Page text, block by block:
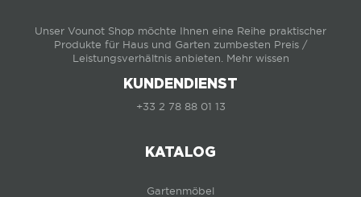
Unser Vounot Shop möchte Ihnen eine Reihe praktischer
Produkte für Haus und Garten zumbesten Preis /
Leistungsverhältnis anbieten.
Mehr wissen
KUNDENDIENST
+33 2 78 88 01 13
KATALOG
Gartenmöbel